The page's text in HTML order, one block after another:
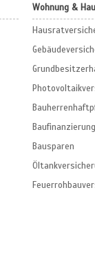
Wohnung &
Baufinanzierung
Bausparen